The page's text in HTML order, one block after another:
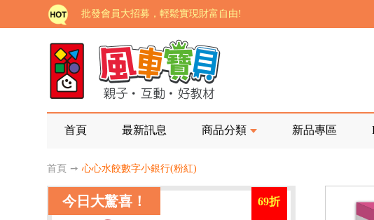
如需更改或重開發票 需在訂單成立三天內通知客服 寄回發票需附上
老師您好!!幼教會員火熱招募中~
海外購物免煩惱！點我查看『海外購物流程說明』
家長樂了!「風車書版集團暨FOOD超人企業總部」目前正興建中!
批發會員大招募，輕鬆實現財富自由!
海外購物免煩惱！點我查看『海外購物流程說明』
首頁 最新訊息 商品分類 新品專區
首頁 ➙ 心心水餃數字小銀行(粉紅)
今日大驚喜！ 69折